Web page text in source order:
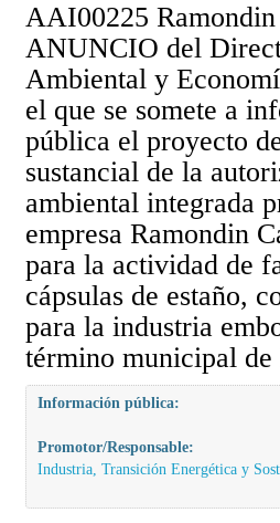
AAI00225 Ramondin
ANUNCIO del
Ambiental y
el que se somete a
pública el proyecto
sustancial de la
ambiental integrada
empresa Ramondin
para la actividad de
cápsulas de estaño,
para la industria
término municipal de
Información pública:
Promotor/Responsable:
Industria, Transición Energética y